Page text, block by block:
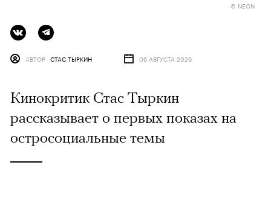
© NEON
АВТОР СТАС ТЫРКИН 06 АВГУСТА 2026
Кинокритик Стас Тыркин
рассказывает о первых показах на
остросоциальные темы